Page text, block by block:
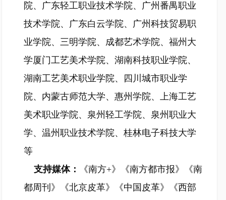
院、广东轻工职业技术学院、广州番禺职业
技术学院、广东白云学院、广州科技贸易职
业学院、三明学院、成都艺术学院、福州大
学厦门工艺美术学院、湖南科技职业学院、
湖南工艺美术职业学院、四川城市职业学
院、内蒙古师范大学、惠州学院、上海工艺
美术职业学院、泉州轻工学院、泉州职业大
学、温州职业技术学院、桂林电子科技大学
等
支持媒体：
《南方+》《南方都市报》《南
都周刊》《北京皮革》《中国皮革》《西部